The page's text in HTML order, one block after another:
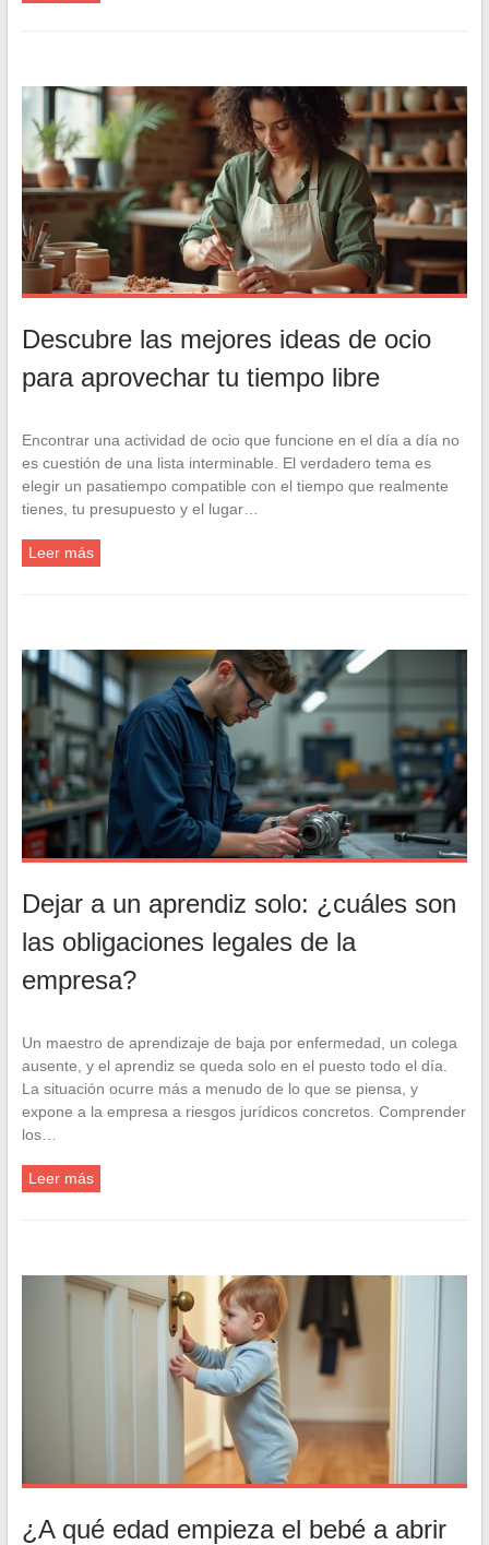
Descubre las mejores ideas de ocio
para aprovechar tu tiempo libre
Encontrar una actividad de ocio que funcione en el día a día no
es cuestión de una lista interminable. El verdadero tema es
elegir un pasatiempo compatible con el tiempo que realmente
tienes, tu presupuesto y el lugar…
Leer más
Dejar a un aprendiz solo: ¿cuáles son
las obligaciones legales de la
empresa?
Un maestro de aprendizaje de baja por enfermedad, un colega
ausente, y el aprendiz se queda solo en el puesto todo el día.
La situación ocurre más a menudo de lo que se piensa, y
expone a la empresa a riesgos jurídicos concretos. Comprender
los…
Leer más
¿A qué edad empieza el bebé a abrir